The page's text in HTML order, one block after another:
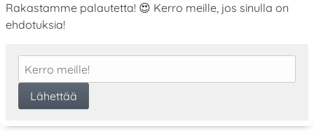
Rakastamme palautetta! 😍 Kerro meille, jos sinulla on
ehdotuksia!